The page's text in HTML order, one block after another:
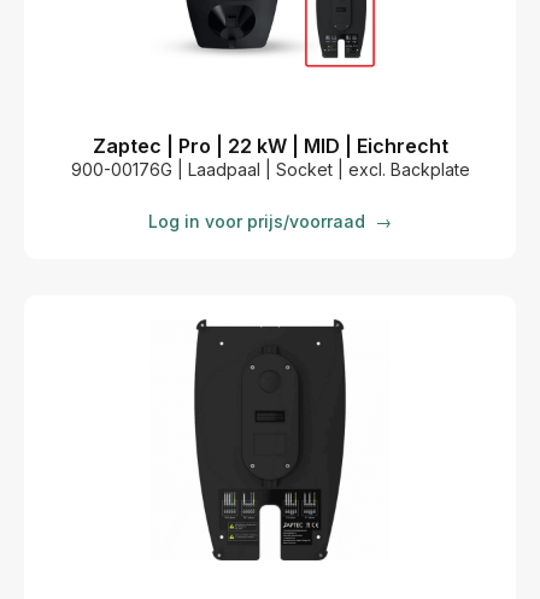
Zaptec | Pro | 22 kW | MID | Eichrecht
900-00176G | Laadpaal | Socket | excl. Backplate
Log in voor prijs/voorraad →